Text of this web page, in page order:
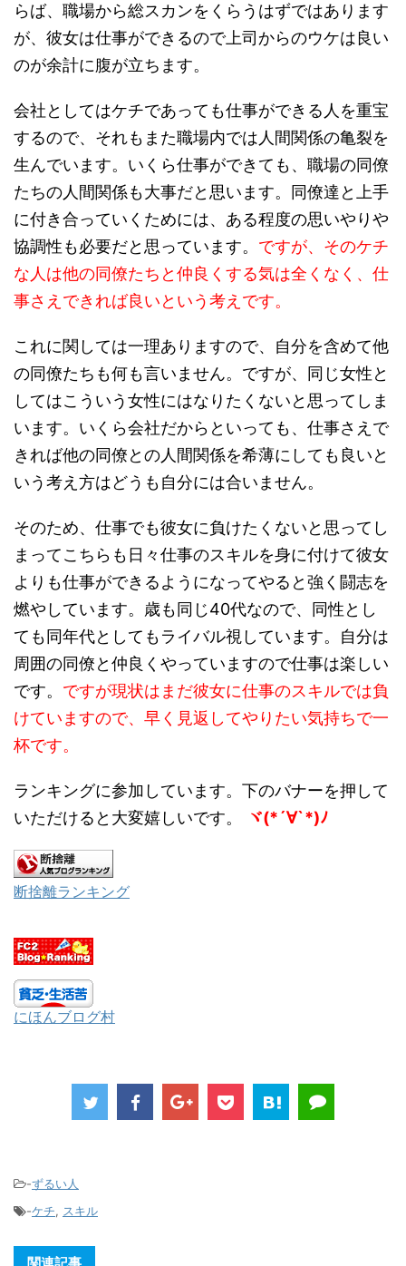
らば、職場から総スカンをくらうはずではあります
が、彼女は仕事ができるので上司からのウケは良い
のが余計に腹が立ちます。
会社としてはケチであっても仕事ができる人を重宝
するので、それもまた職場内では人間関係の亀裂を
生んでいます。いくら仕事ができても、職場の同僚
たちの人間関係も大事だと思います。同僚達と上手
に付き合っていくためには、ある程度の思いやりや
協調性も必要だと思っています。 ですが、そのケチ
な人は他の同僚たちと仲良くする気は全くなく、仕
事さえできれば良いという考えです。
これに関しては一理ありますので、自分を含めて他
の同僚たちも何も言いません。ですが、同じ女性と
してはこういう女性にはなりたくないと思ってしま
います。いくら会社だからといっても、仕事さえで
きれば他の同僚との人間関係を希薄にしても良いと
いう考え方はどうも自分には合いません。
そのため、仕事でも彼女に負けたくないと思ってし
まってこちらも日々仕事のスキルを身に付けて彼女
よりも仕事ができるようになってやると強く闘志を
燃やしています。歳も同じ40代なので、同性とし
ても同年代としてもライバル視しています。自分は
周囲の同僚と仲良くやっていますので仕事は楽しい
です。 ですが現状はまだ彼女に仕事のスキルでは負
けていますので、早く見返してやりたい気持ちで一
杯です。
ランキングに参加しています。下のバナーを押して
いただけると大変嬉しいです。
ヾ(*´∀`*)ﾉ
断捨離ランキング
にほんブログ村
-ずるい人
-ケチ, スキル